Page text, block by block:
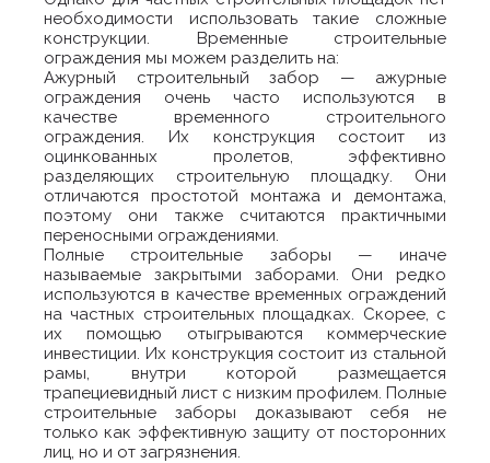
необходимости использовать такие сложные
конструкции. Временные строительные
ограждения мы можем разделить на:
Ажурный строительный забор — ажурные
ограждения очень часто используются в
качестве временного строительного
ограждения. Их конструкция состоит из
оцинкованных пролетов, эффективно
разделяющих строительную площадку. Они
отличаются простотой монтажа и демонтажа,
поэтому они также считаются практичными
переносными ограждениями.
Полные строительные заборы — иначе
называемые закрытыми заборами. Они редко
используются в качестве временных ограждений
на частных строительных площадках. Скорее, с
их помощью отыгрываются коммерческие
инвестиции. Их конструкция состоит из стальной
рамы, внутри которой размещается
трапециевидный лист с низким профилем. Полные
строительные заборы доказывают себя не
только как эффективную защиту от посторонних
лиц, но и от загрязнения.